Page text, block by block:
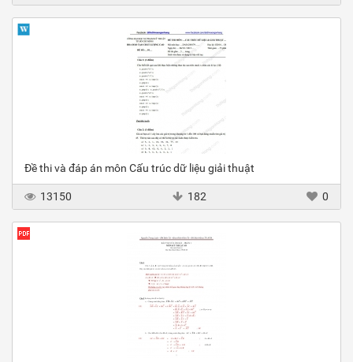
Đề thi và đáp án môn Cấu trúc dữ liệu giải thuật
13150 182 0